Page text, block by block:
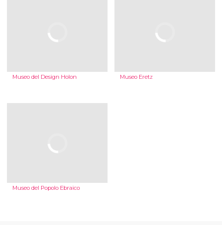
Museo del Design Holon Museo Eretz
Museo del Popolo Ebraico